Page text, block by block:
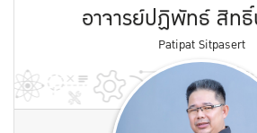
อาจารย์ปฏิพัทธ์ สิทธิ์
Patipat Sitpasert